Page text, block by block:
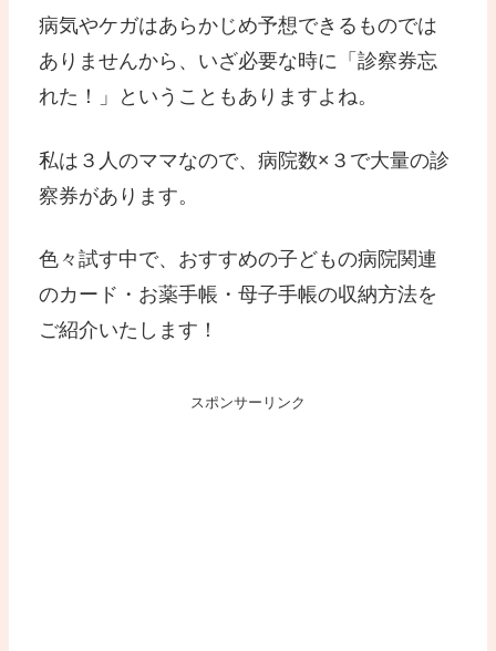
病気やケガはあらかじめ予想できるものでは
ありませんから、いざ必要な時に「診察券忘
れた！」ということもありますよね。
私は３人のママなので、病院数×３で大量の診
察券があります。
色々試す中で、おすすめの子どもの病院関連
のカード・お薬手帳・母子手帳の収納方法を
ご紹介いたします！
スポンサーリンク